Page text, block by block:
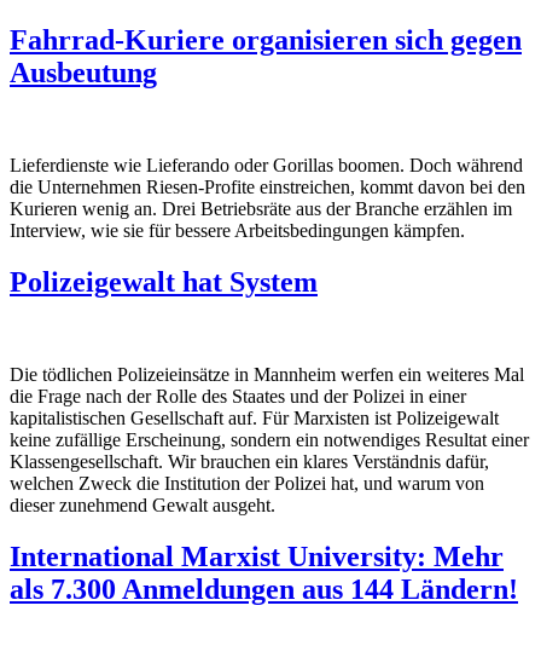
Fahrrad-Kuriere organisieren sich gegen
Ausbeutung
Lieferdienste wie Lieferando oder Gorillas boomen. Doch während
die Unternehmen Riesen-Profite einstreichen, kommt davon bei den
Kurieren wenig an. Drei Betriebsräte aus der Branche erzählen im
Interview, wie sie für bessere Arbeitsbedingungen kämpfen.
Polizeigewalt hat System
Die tödlichen Polizeieinsätze in Mannheim werfen ein weiteres Mal
die Frage nach der Rolle des Staates und der Polizei in einer
kapitalistischen Gesellschaft auf. Für Marxisten ist Polizeigewalt
keine zufällige Erscheinung, sondern ein notwendiges Resultat einer
Klassengesellschaft. Wir brauchen ein klares Verständnis dafür,
welchen Zweck die Institution der Polizei hat, und warum von
dieser zunehmend Gewalt ausgeht.
International Marxist University: Mehr
als 7.300 Anmeldungen aus 144 Ländern!